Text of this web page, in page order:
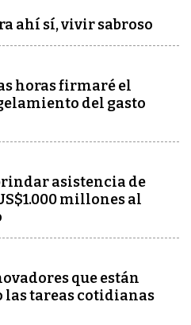
ahí sí, vivir sabroso
horas firmaré el
del gasto
asistencia de
millones al
que están
tareas cotidianas